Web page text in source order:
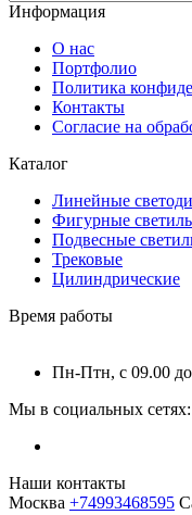
Информация
О нас
Портфолио
Политика
Контакты
Согласие на
Каталог
Линейные
Фигурные
Подвесные
Трековые
Цилиндрические
Время работы
Пн-Птн, с 09.00
Мы в социальных сетях:
Наши контакты
Москва +74993468595